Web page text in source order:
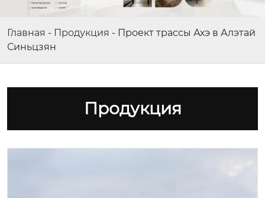
Главная - Продукция - Проект трассы Ахэ в Алэтай
Синьцзян
Продукция